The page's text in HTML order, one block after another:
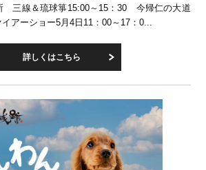
三線＆琉球箏15:00～15：30 今帰仁の大道
ーショー5月4日11：00～17：0...
詳しくはこちら